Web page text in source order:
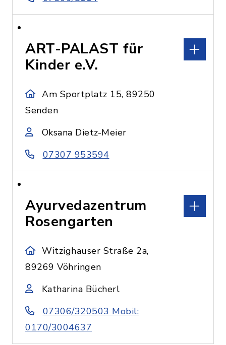
ART-PALAST für
Kinder e.V.
Am Sportplatz 15, 89250
Senden
Oksana Dietz-Meier
07307 953594
Ayurvedazentrum
Rosengarten
Witzighauser Straße 2a,
89269 Vöhringen
Katharina Bücherl
07306/320503 Mobil:
0170/3004637